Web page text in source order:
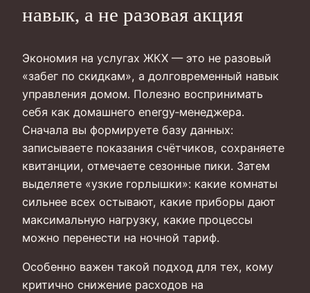
навык, а не разовая акция
Экономия на услугах ЖКХ — это не разовый
«забег по скидкам», а долговременный навык
управления домом. Полезно воспринимать
себя как домашнего energy‑менеджера.
Сначала вы формируете базу данных:
записываете показания счётчиков, сохраняете
квитанции, отмечаете сезонные пики. Затем
выделяете «узкие горлышки»: какие комнаты
сильнее всех остывают, какие приборы дают
максимальную нагрузку, какие процессы
можно перенести на ночной тариф.
Особенно важен такой подход для тех, кому
критично снижение расходов на